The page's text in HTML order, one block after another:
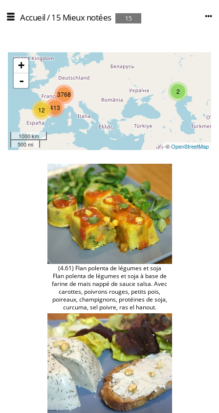
Accueil/15 Mieux notées 15
2
12 413
3768
+
-
1000 km
500 mi
©OpenStreetMap
(4.61) Flan polenta de légumes et soja
Flan polenta de légumes et soja à base de
farine de maïs nappé de sauce salsa. Avec
carottes, poivrons rouges, petits pois,
poireaux, champignons, protéines de soja,
curcuma, sel poivre, ras el hanout.